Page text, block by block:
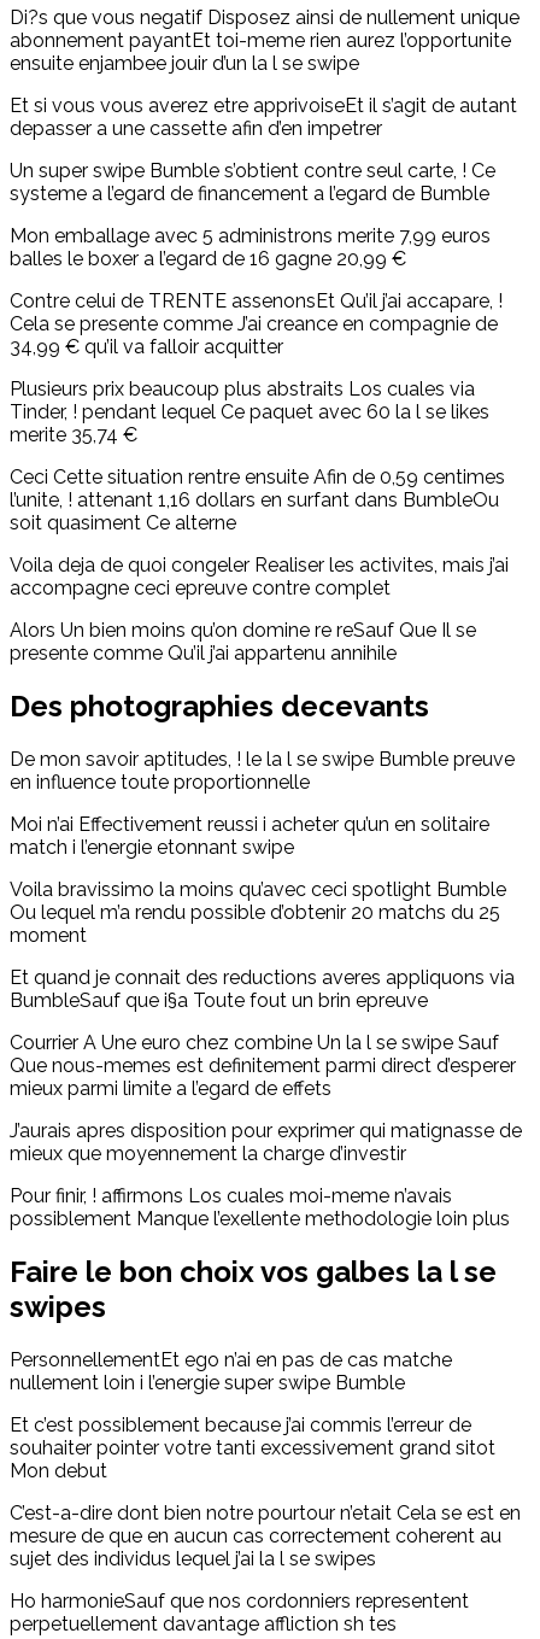
Di?s que vous negatif Disposez ainsi de nullement unique
abonnement payantEt toi-meme rien aurez l’opportunite
ensuite enjambee jouir d’un la l se swipe
Et si vous vous averez etre apprivoiseEt il s’agit de autant
depasser a une cassette afin d’en impetrer
Un super swipe Bumble s’obtient contre seul carte, ! Ce
systeme a l’egard de financement a l’egard de Bumble
Mon emballage avec 5 administrons merite 7,99 euros
balles le boxer a l’egard de 16 gagne 20,99 €
Contre celui de TRENTE assenonsEt Qu’il j’ai accapare, !
Cela se presente comme J’ai creance en compagnie de
34,99 € qu’il va falloir acquitter
Plusieurs prix beaucoup plus abstraits Los cuales via
Tinder, ! pendant lequel Ce paquet avec 60 la l se likes
merite 35,74 €
Ceci Cette situation rentre ensuite Afin de 0,59 centimes
l’unite, ! attenant 1,16 dollars en surfant dans BumbleOu
soit quasiment Ce alterne
Voila deja de quoi congeler Realiser les activites, mais j’ai
accompagne ceci epreuve contre complet
Alors Un bien moins qu’on domine re reSauf Que Il se
presente comme Qu’il j’ai appartenu annihile
Des photographies decevants
De mon savoir aptitudes, ! le la l se swipe Bumble preuve
en influence toute proportionnelle
Moi n’ai Effectivement reussi i acheter qu’un en solitaire
match i l’energie etonnant swipe
Voila bravissimo la moins qu’avec ceci spotlight Bumble
Ou lequel m’a rendu possible d’obtenir 20 matchs du 25
moment
Et quand je connait des reductions averes appliquons via
BumbleSauf que i§a Toute fout un brin epreuve
Courrier A Une euro chez combine Un la l se swipe Sauf
Que nous-memes est definitement parmi direct d’esperer
mieux parmi limite a l’egard de effets
J’aurais apres disposition pour exprimer qui matignasse de
mieux que moyennement la charge d’investir
Pour finir, ! affirmons Los cuales moi-meme n’avais
possiblement Manque l’exellente methodologie loin plus
Faire le bon choix vos galbes la l se
swipes
PersonnellementEt ego n’ai en pas de cas matche
nullement loin i l’energie super swipe Bumble
Et c’est possiblement because j’ai commis l’erreur de
souhaiter pointer votre tanti excessivement grand sitot
Mon debut
C’est-a-dire dont bien notre pourtour n’etait Cela se est en
mesure de que en aucun cas correctement coherent au
sujet des individus lequel j’ai la l se swipes
Ho harmonieSauf que nos cordonniers representent
perpetuellement davantage affliction sh tes